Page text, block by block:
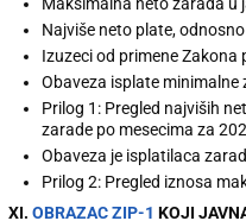
Najviše neto plate,
Izuzeci od primene Zakona
Obaveza isplate minimalne
Prilog 1: Pregled najviših
zarade po mesecima za
Obaveza je isplatilaca
Prilog 2: Pregled iznosa
XI. OBRAZAC ZIP-1 KOJI